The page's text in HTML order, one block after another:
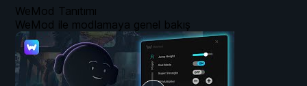
WeMod Tanıtımı
WeMod ile modlamaya genel bakış